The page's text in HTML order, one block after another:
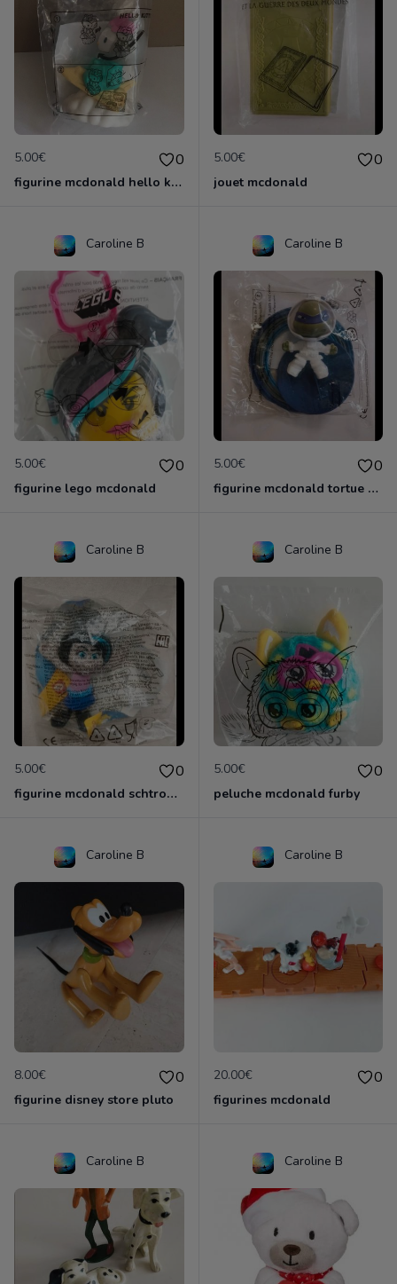
5.00€ 0
figurine mcdonald hello kitty
5.00€ 0
jouet mcdonald
Caroline B
5.00€ 0
figurine lego mcdonald
Caroline B
5.00€ 0
figurine mcdonald tortue ninja
Caroline B
5.00€ 0
figurine mcdonald schtroumpf
Caroline B
5.00€ 0
peluche mcdonald furby
Caroline B
8.00€ 0
figurine disney store pluto
Caroline B
20.00€ 0
figurines mcdonald
Caroline B Caroline B